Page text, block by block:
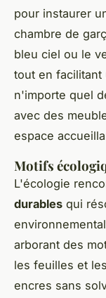
pour instaurer
chambre de
bleu ciel ou le
tout en facilitant
n'importe quel
avec des
espace
Motifs
L'écologie
durables qui
arborant des
les feuilles et
encres sans